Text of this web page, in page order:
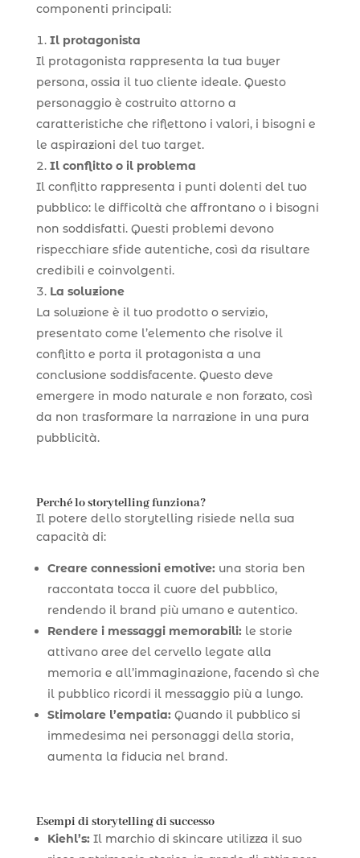
componenti principali:
Il protagonista
Il protagonista rappresenta la tua buyer
persona, ossia il tuo cliente ideale. Questo
personaggio è costruito attorno a
caratteristiche che riflettono i valori, i bisogni e
le aspirazioni del tuo target.
Il conflitto o il problema
Il conflitto rappresenta i punti dolenti del tuo
pubblico: le difficoltà che affrontano o i bisogni
non soddisfatti. Questi problemi devono
rispecchiare sfide autentiche, così da risultare
credibili e coinvolgenti.
La soluzione
La soluzione è il tuo prodotto o servizio,
presentato come l’elemento che risolve il
conflitto e porta il protagonista a una
conclusione soddisfacente. Questo deve
emergere in modo naturale e non forzato, così
da non trasformare la narrazione in una pura
pubblicità.
Perché lo storytelling funziona?
Il potere dello storytelling risiede nella sua
capacità di:
Creare connessioni emotive: una storia ben
raccontata tocca il cuore del pubblico,
rendendo il brand più umano e autentico.
Rendere i messaggi memorabili: le storie
attivano aree del cervello legate alla
memoria e all’immaginazione, facendo sì che
il pubblico ricordi il messaggio più a lungo.
Stimolare l’empatia: Quando il pubblico si
immedesima nei personaggi della storia,
aumenta la fiducia nel brand.
Esempi di storytelling di successo
Kiehl’s: Il marchio di skincare utilizza il suo